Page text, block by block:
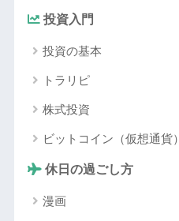
投資入門
投資の基本
トラリピ
株式投資
ビットコイン（仮想通貨）
休日の過ごし方
漫画